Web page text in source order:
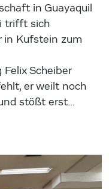
in Guayaquil
trifft sich
in Kufstein zum
Scheiber
er weilt noch
stößt erst…